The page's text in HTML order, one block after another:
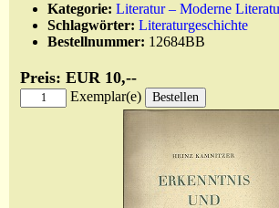
Kategorie: Literatur – Moderne
Schlagwörter: Literaturgeschichte
Bestellnummer: 12684BB
Preis: EUR 10,--
Exemplar(e)